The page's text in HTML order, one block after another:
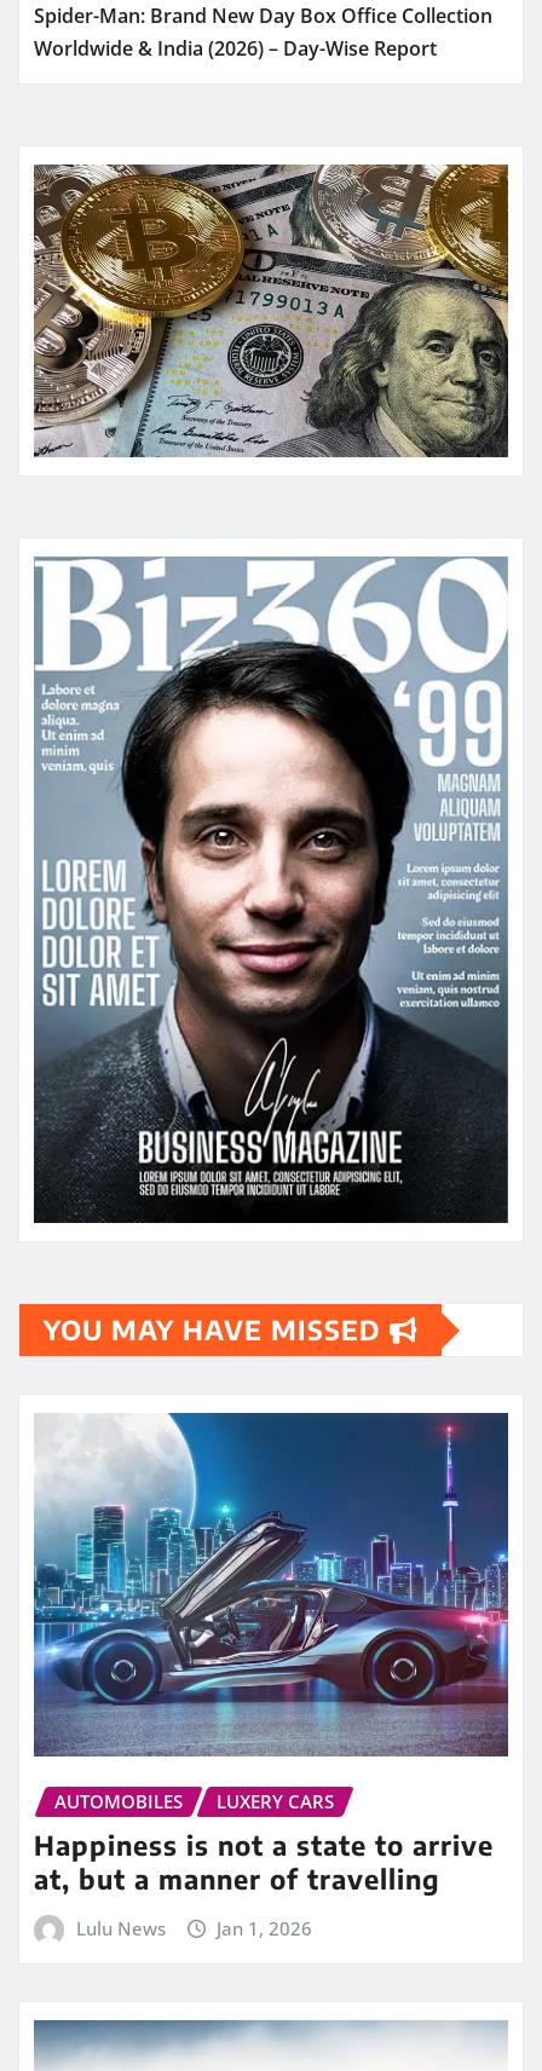
Spider-Man: Brand New Day Box Office Collection
Worldwide & India (2026) – Day-Wise Report
YOU MAY HAVE MISSED
AUTOMOBILES LUXERY CARS
Happiness is not a state to arrive
at, but a manner of travelling
Lulu News Jan 1, 2026